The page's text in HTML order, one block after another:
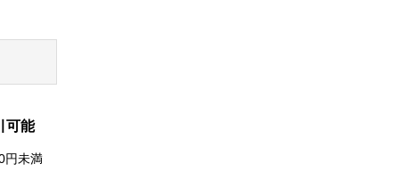
可能
円未満